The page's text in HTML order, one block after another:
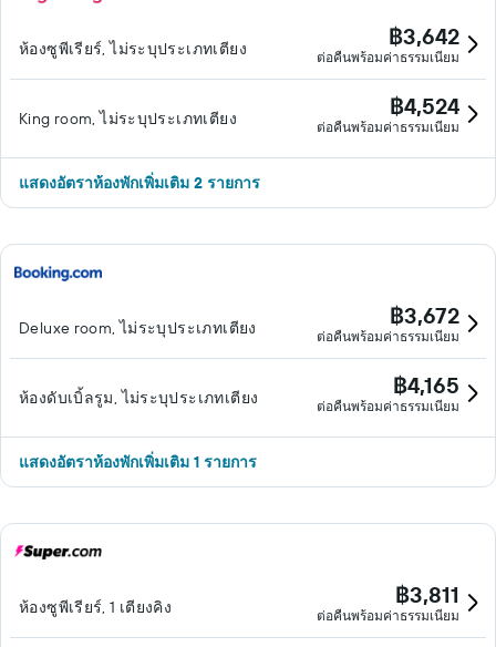
ห้องซูพีเรียร์, ไม่ระบุประเภทเตียง ฿3,642
ต่อคืนพร้อมค่าธรรมเนียม
King room, ไม่ระบุประเภทเตียง ฿4,524
ต่อคืนพร้อมค่าธรรมเนียม
แสดงอัตราห้องพักเพิ่มเติม 2 รายการ
Deluxe room, ไม่ระบุประเภทเตียง ฿3,672
ต่อคืนพร้อมค่าธรรมเนียม
ห้องดับเบิ้ลรูม, ไม่ระบุประเภทเตียง ฿4,165
ต่อคืนพร้อมค่าธรรมเนียม
แสดงอัตราห้องพักเพิ่มเติม 1 รายการ
ห้องซูพีเรียร์, 1 เตียงคิง ฿3,811
ต่อคืนพร้อมค่าธรรมเนียม